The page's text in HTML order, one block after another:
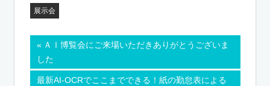
展示会
ＡＩ博覧会にご来場いただきありがとうございま
した
最新AI-OCRでここまでできる！紙の勤怠表による